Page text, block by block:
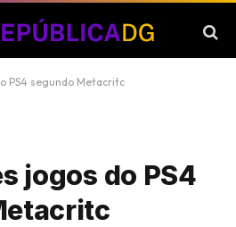
PS4 segundo Metacritc
jogos do PS4